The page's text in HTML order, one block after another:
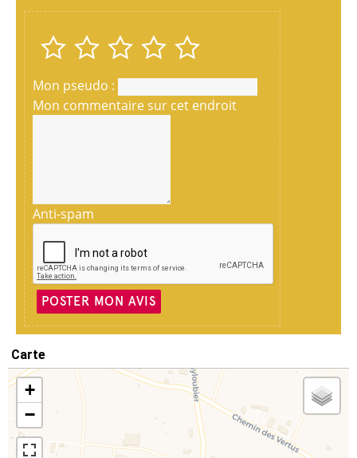
Mon pseudo :
Mon commentaire sur cet endroit
Anti-spam
POSTER MON AVIS
Carte
+
−